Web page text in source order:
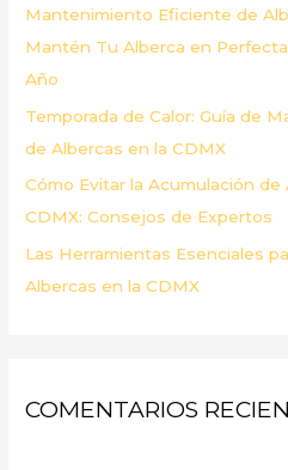
:Mantenimiento Eficiente de
Mantén Tu Alberca en
Año
Temporada de Calor: Guía de
de Albercas en la CDMX
Cómo Evitar la Acumulación
CDMX: Consejos de Expertos
Las Herramientas Esenciales
Albercas en la CDMX
COMENTARIOS